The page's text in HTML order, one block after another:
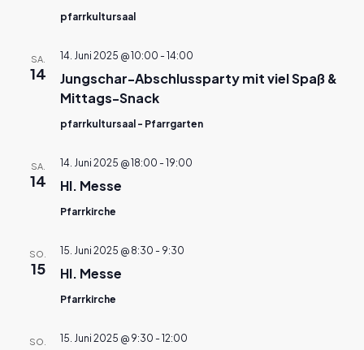
pfarrkultursaal
SA.
14
Jungschar-Abschlussparty mit viel Spaß &
Mittags-Snack
14. Juni 2025 @ 10:00 - 14:00
pfarrkultursaal - Pfarrgarten
SA.
14 Hl. Messe
14. Juni 2025 @ 18:00 - 19:00
Pfarrkirche
SO.
15 Hl. Messe
15. Juni 2025 @ 8:30 - 9:30
Pfarrkirche
SO. 15. Juni 2025 @ 9:30 - 12:00